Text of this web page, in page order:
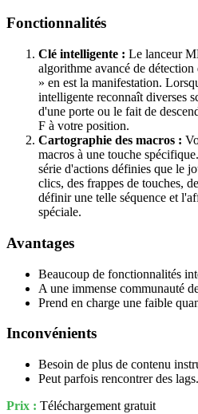
Fonctionnalités
Clé intelligente : Le lanceur
algorithme avancé de
» en est la manifestation.
intelligente reconnaît diverses
d'une porte ou le fait de
F à votre position.
Cartographie des macros :
macros à une touche
série d'actions définies que le
clics, des frappes de touches,
définir une telle séquence et
spéciale.
Avantages
Beaucoup de fonctionnalités
A une immense communauté
Prend en charge une faible
Inconvénients
Besoin de plus de contenu
Peut parfois rencontrer des lags.
Prix : Téléchargement gratuit